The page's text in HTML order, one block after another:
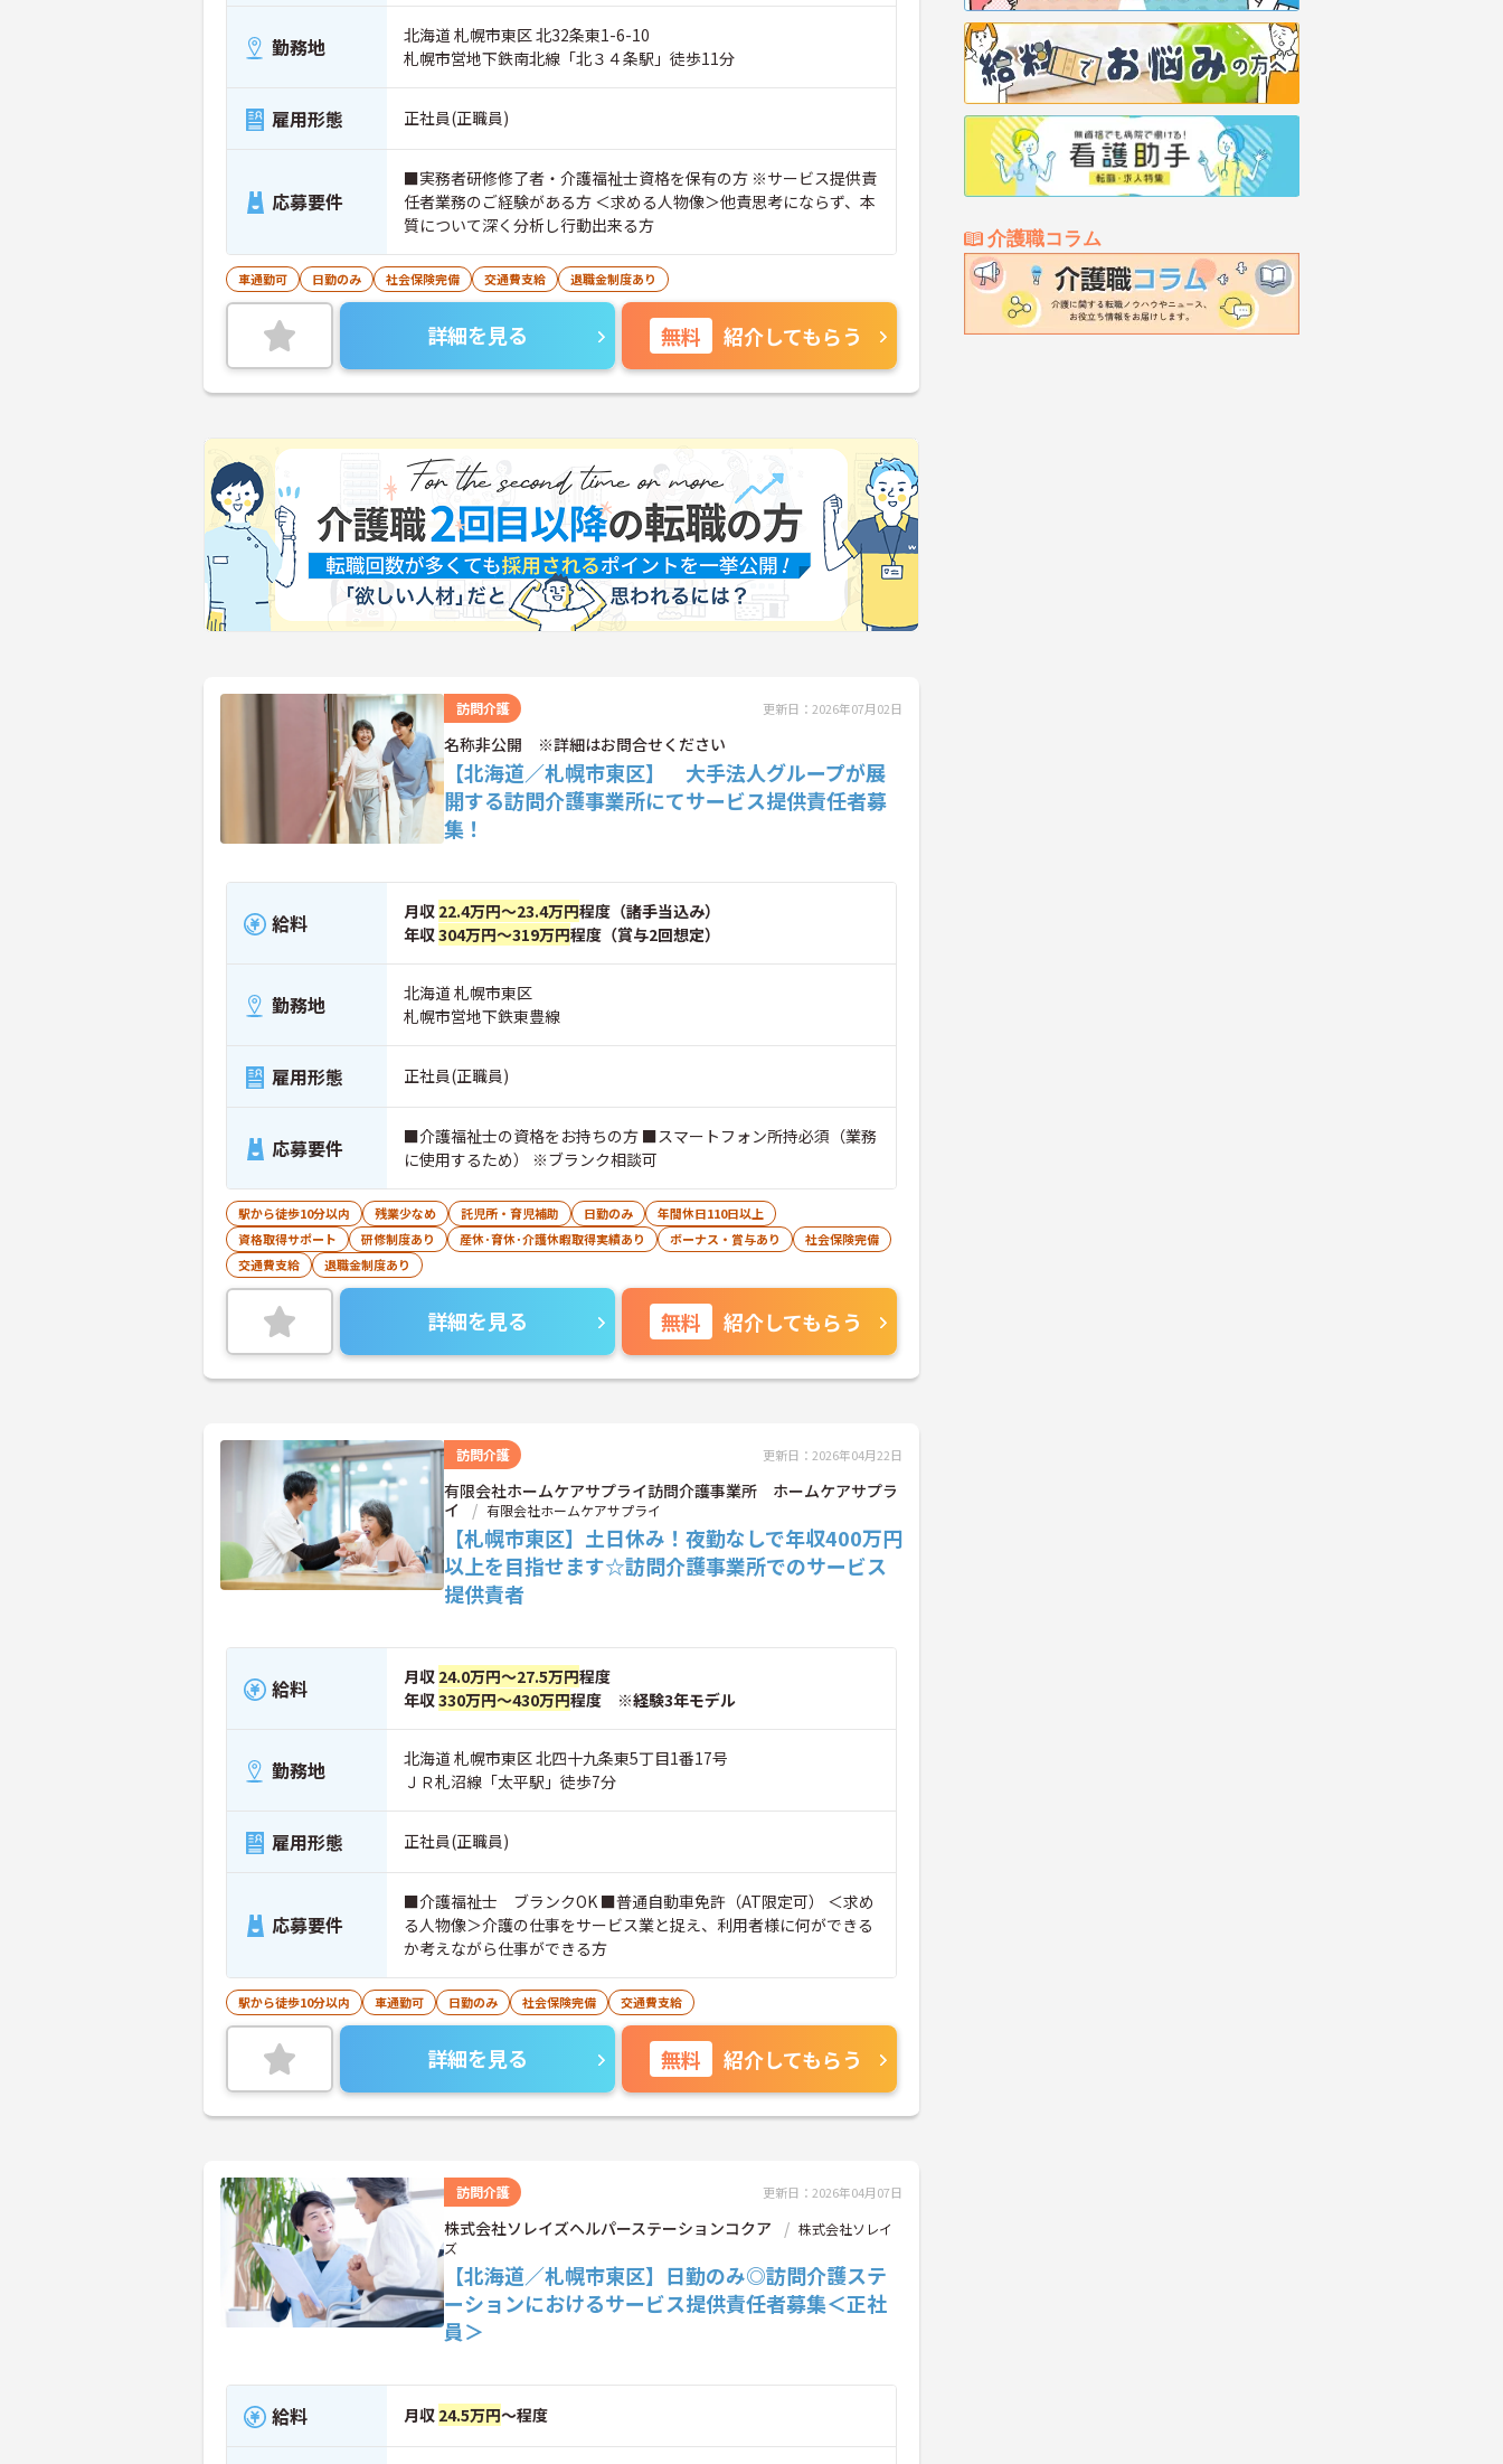
介護職コラム
勤務地
北海道 札幌市東区 北32条東1-6-10
札幌市営地下鉄南北線「北３４条駅」徒歩11分
雇用形態 正社員(正職員)
応募要件
■実務者研修修了者・介護福祉士資格を保有の方 ※サービス提供責
任者業務のご経験がある方 ＜求める人物像＞他責思考にならず、本
質について深く分析し行動出来る方
車通勤可 日勤のみ 社会保険完備 交通費支給 退職金制度あり
詳細を見る 無料 紹介してもらう
訪問介護 更新日：2026年07月02日
名称非公開 ※詳細はお問合せください
【北海道／札幌市東区】 大手法人グループが展
開する訪問介護事業所にてサービス提供責任者募
集！
給料 月収 22.4万円～23.4万円程度（諸手当込み）
年収304万円～319万円程度（賞与2回想定）
勤務地
北海道 札幌市東区
札幌市営地下鉄東豊線
雇用形態 正社員(正職員)
応募要件
■介護福祉士の資格をお持ちの方 ■スマートフォン所持必須（業務
に使用するため） ※ブランク相談可
駅から徒歩10分以内 残業少なめ 託児所・育児補助 日勤のみ
年間休日110日以上
資格取得サポート
研修制度あり 産休･育休･介護休暇取得実績あり ボーナス・賞与あり
社会保険完備
交通費支給
退職金制度あり
詳細を見る 無料 紹介してもらう
訪問介護 更新日：2026年04月22日
有限会社ホームケアサプライ訪問介護事業所 ホームケアサプラ
イ
有限会社ホームケアサプライ
【札幌市東区】土日休み！夜勤なしで年収400万円
以上を目指せます☆訪問介護事業所でのサービス
提供責者
給料 月収 24.0万円～27.5万円程度
年収330万円～430万円程度 ※経験3年モデル
勤務地
北海道 札幌市東区 北四十九条東5丁目1番17号
ＪＲ札沼線「太平駅」徒歩7分
雇用形態 正社員(正職員)
応募要件
■介護福祉士 ブランクOK ■普通自動車免許（AT限定可） ＜求め
る人物像＞介護の仕事をサービス業と捉え、利用者様に何ができる
か考えながら仕事ができる方
駅から徒歩10分以内 車通勤可 日勤のみ 社会保険完備 交通費支給
詳細を見る 無料 紹介してもらう
訪問介護 更新日：2026年04月07日
株式会社ソレイズヘルパーステーションコクア
株式会社ソレイ
ズ
【北海道／札幌市東区】日勤のみ◎訪問介護ステ
ーションにおけるサービス提供責任者募集＜正社
員＞
給料 月収 24.5万円～程度